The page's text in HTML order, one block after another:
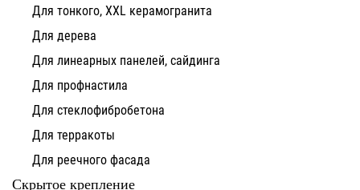
Для тонкого, XXL керамогранита
Для дерева
Для линеарных панелей, сайдинга
Для профнастила
Для стеклофибробетона
Для терракоты
Для реечного фасада
Скрытое крепление